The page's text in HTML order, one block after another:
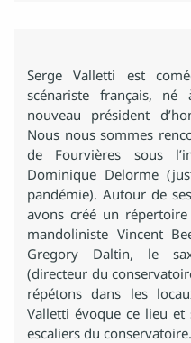
Serge Valletti est
scénariste français,
nouveau président
Nous nous sommes
de Fourvières sous
Dominique Delorme
pandémie). Autour de
avons créé un
mandoliniste Vincent
Gregory Daltin, le
(directeur du
répétons dans les
Valletti évoque ce lieu et
escaliers du conservatoire.